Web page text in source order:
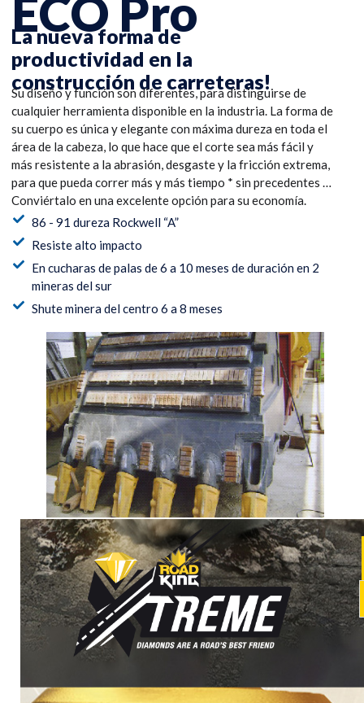
ECO Pro
La nueva forma de
productividad en la
construcción de carreteras!
Su diseño y función son diferentes, para distinguirse de
cualquier herramienta disponible en la industria. La forma de
su cuerpo es única y elegante con máxima dureza en toda el
área de la cabeza, lo que hace que el corte sea más fácil y
más resistente a la abrasión, desgaste y la fricción extrema,
para que pueda correr más y más tiempo * sin precedentes …
Conviértalo en una excelente opción para su economía.
86 - 91 dureza Rockwell “A”
Resiste alto impacto
En cucharas de palas de 6 a 10 meses de duración en 2
mineras del sur
Shute minera del centro 6 a 8 meses